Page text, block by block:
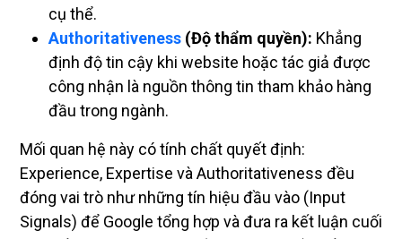
cụ thể.
Authoritativeness (Độ thẩm quyền): Khẳng
định độ tin cậy khi website hoặc tác giả được
công nhận là nguồn thông tin tham khảo hàng
đầu trong ngành.
Mối quan hệ này có tính chất quyết định:
Experience, Expertise và Authoritativeness đều
đóng vai trò như những tín hiệu đầu vào (Input
Signals) để Google tổng hợp và đưa ra kết luận cuối